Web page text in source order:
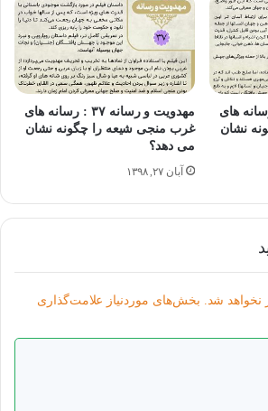
رسانه ۳۸ : رسانه های
نشان
مهدویت و رسانه ۳۷ : رسانه های
غرب منجی شیعه را چگونه نشان
می دهد؟
آبان ۲۷, ۱۳۹۸
نخواهد شد. بخش‌های موردنیاز علامت‌گذاری